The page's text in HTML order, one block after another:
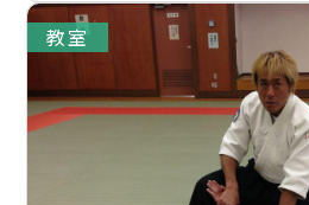
教室